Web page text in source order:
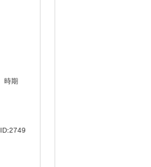
時期
ID:2749